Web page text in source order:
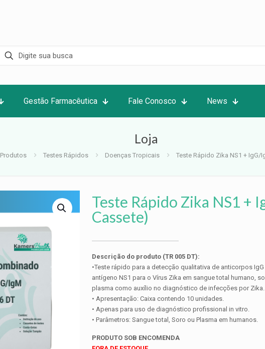
Gestão Farmacêutica Fale Conosco News
Loja
Produtos Testes Rápidos Doenças Tropicais Teste Rápido Zika NS1 + IgG/
Teste Rápido Zika NS1 +
Cassete)
Descrição do produto (TR 005 DT):
•Teste rápido para a detecção qualitativa de anticorpos IgG
antígeno NS1 para o Vírus Zika em sangue total humano,
plasma como auxílio no diagnóstico de infecções por Zika.
• Apresentação: Caixa contendo 10 unidades.
• Apenas para uso de diagnóstico profissional in vitro.
• Parâmetros: Sangue total, Soro ou Plasma em humanos.
PRODUTO SOB ENCOMENDA